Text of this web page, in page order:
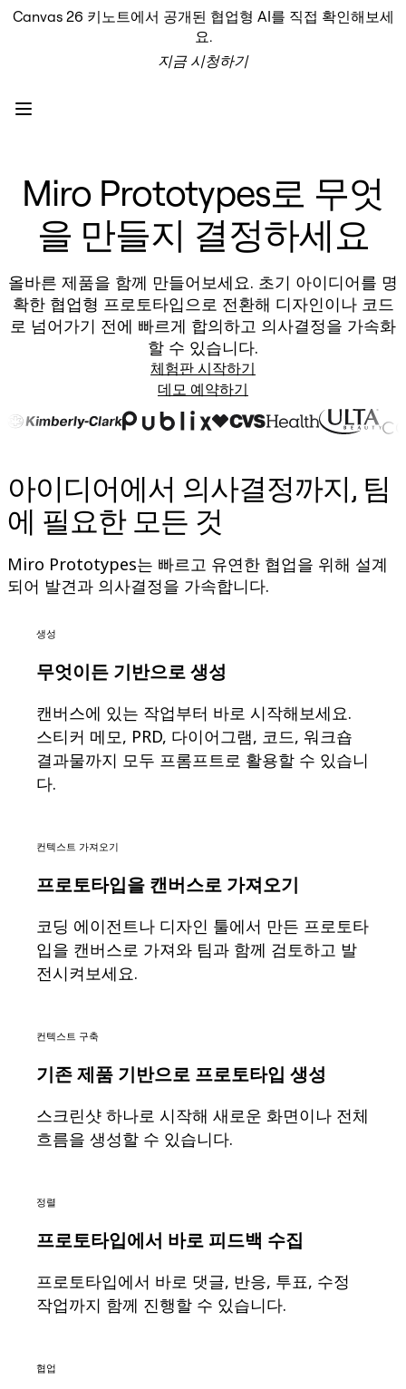
프로덕트
인텔리전트 캔버스
AI Workflows
커넥터
MCP 서버
AI 플레이북 살펴보기
MCP 서버
통합
보안
Enterprise Guard
개발자 플랫폼
앱 다운로드
화이트보드
다이어그램
TalkTrack
테이블
문서
슬라이드
추천
AI 플레이북 살펴보기
워크숍
브레인스토밍
마인드맵
컨셉맵
플로차트
전문
고객 여정 매핑
리서치 종합 분석
Design Workshops
목표 계획
조직 설계
솔루션
비즈니스 유형별
디지털
제조
리테일
금융 서비스
디자인 및 UX
엔지니어링
운영
마케팅
Canvas 26 키노트에서 공개된 협업형 AI를 직접 확인해보세
요.
지금 시청하기
Miro Prototypes로 무엇
을 만들지 결정하세요
올바른 제품을 함께 만들어보세요. 초기 아이디어를 명
확한 협업형 프로토타입으로 전환해 디자인이나 코드
로 넘어가기 전에 빠르게 합의하고 의사결정을 가속화
할 수 있습니다.
체험판 시작하기
데모 예약하기
아이디어에서 의사결정까지, 팀
에 필요한 모든 것
Miro Prototypes는 빠르고 유연한 협업을 위해 설계
되어 발견과 의사결정을 가속합니다.
생성
무엇이든 기반으로 생성
캔버스에 있는 작업부터 바로 시작해보세요.
스티커 메모, PRD, 다이어그램, 코드, 워크숍
결과물까지 모두 프롬프트로 활용할 수 있습니
다.
컨텍스트 가져오기
프로토타입을 캔버스로 가져오기
코딩 에이전트나 디자인 툴에서 만든 프로토타
입을 캔버스로 가져와 팀과 함께 검토하고 발
전시켜보세요.
컨텍스트 구축
기존 제품 기반으로 프로토타입 생성
스크린샷 하나로 시작해 새로운 화면이나 전체
흐름을 생성할 수 있습니다.
정렬
프로토타입에서 바로 피드백 수집
프로토타입에서 바로 댓글, 반응, 투표, 수정
작업까지 함께 진행할 수 있습니다.
협업